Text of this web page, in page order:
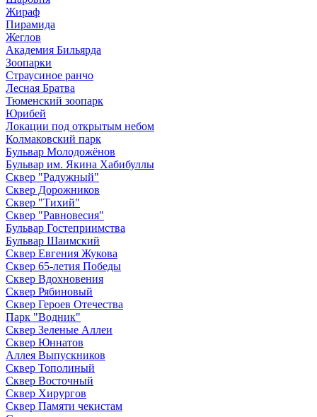
Жираф
Пирамида
Жеглов
Академия Бильярда
Зоопарки
Страусиное ранчо
Лесная Братва
Тюменский зоопарк
Юрибей
Локации под открытым небом
Колмаковский парк
Бульвар Молодожёнов
Бульвар им. Якина Хабибуллы
Сквер "Радужный"
Сквер Дорожников
Сквер "Тихий"
Cквер "Равновесия"
Бульвар Гостеприимства
Бульвар Шаимский
Сквер Евгения Жукова
Сквер 65-летия Победы
Сквер Вдохновения
Сквер Рябиновый
Сквер Героев Отечества
Парк "Водник"
Сквер Зеленые Аллеи
Сквер Юннатов
Аллея Выпускников
Сквер Тополиный
Сквер Восточный
Сквер Хирургов
Сквер Памяти чекистам